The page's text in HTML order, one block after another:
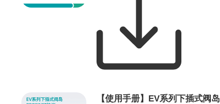
【使用手册】EV系列下插式阀岛